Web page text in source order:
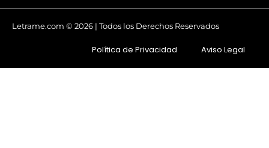
Letrame.com © 2026 | Todos los Derechos Reservados
Política de Privacidad Aviso Legal